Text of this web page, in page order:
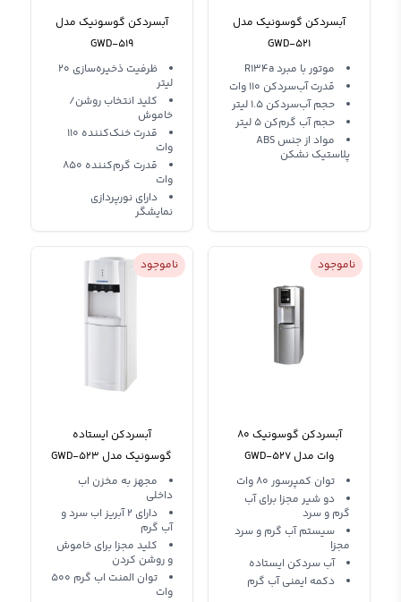
آبسردکن گوسونیک مدل
GWD-521
موتور با مبرد R134a
قدرت آب‌سردکن 110 وات
حجم آب‌سردکن 1.5 لیتر
حجم آب گرم‌کن 5 لیتر
مواد از جنس ABS
پلاستیک نشکن
آبسردکن گوسونیک مدل
GWD-519
ظرفیت ذخیره‌سازی 20
لیتر
کلید انتخاب روشن/
خاموش
قدرت خنک‌کننده 110
وات
قدرت گرم‌کننده 850
وات
دارای نورپردازی
نمایشگر
ناموجود
آبسردکن گوسونیک 80
وات مدل GWD-527
توان کمپرسور 80 وات
دو شیر مجزا برای آب
گرم و سرد
سیستم آب گرم و سرد
مجزا
آب سردکن ایستاده
دکمه ایمنی آب گرم
ناموجود
آبسردکن ایستاده
گوسونیک مدل GWD-523
مجهز به مخزن اب
داخلی
دارای 2 آبریز اب سرد و
آب گرم
کلید مجزا برای خاموش
و روشن کردن
توان المنت اب گرم 500
وات